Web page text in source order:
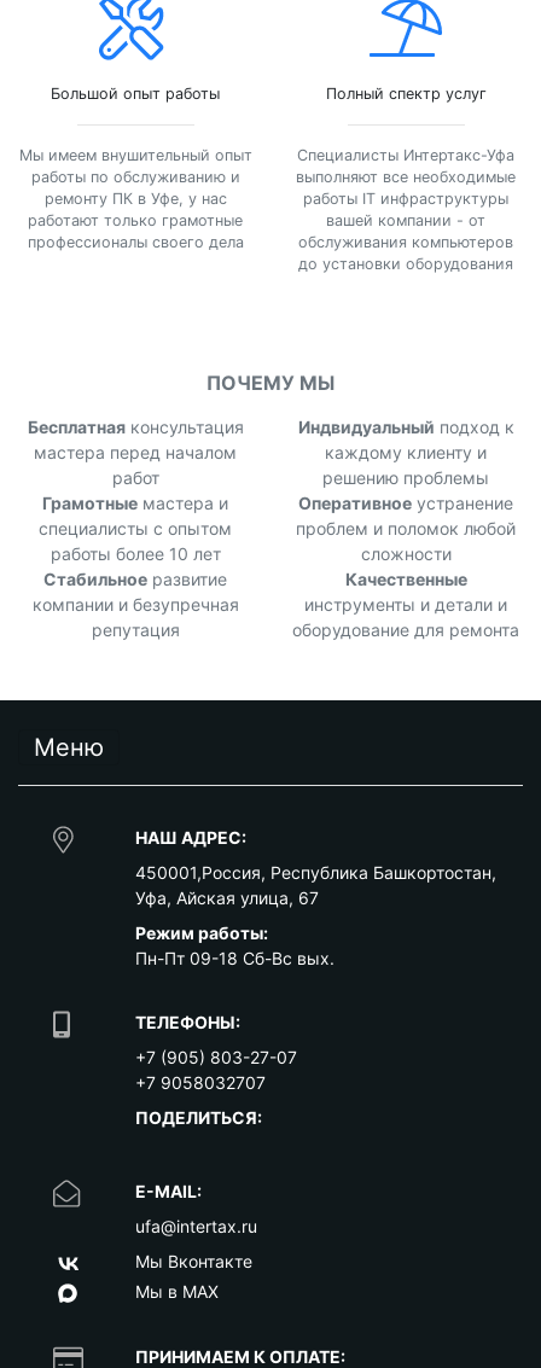
Большой опыт работы
Мы имеем внушительный опыт
работы по обслуживанию и
ремонту ПК в Уфе, у нас
работают только грамотные
профессионалы своего дела
Полный спектр услуг
Специалисты Интертакс-Уфа
выполняют все необходимые
работы IT инфраструктуры
вашей компании - от
обслуживания компьютеров
до установки оборудования
ПОЧЕМУ МЫ
Бесплатнаяконсультация
мастера перед началом
работ
Индвидуальный подход к
каждому клиенту и
решению проблемы
Грамотные мастера и
специалисты с опытом
работы более 10 лет
Оперативное устранение
проблем и поломок любой
сложности
Стабильное развитие
компании и безупречная
репутация
Качественные
инструменты и детали и
оборудование для ремонта
Меню
НАШ АДРЕС:
450001,Россия, Республика Башкортостан,
Уфа, Айская улица, 67
Режим работы:
Пн-Пт 09-18 Сб-Вс вых.
ТЕЛЕФОНЫ:
+7 (905) 803-27-07
+7 9058032707
ПОДЕЛИТЬСЯ:
E-MAIL:
ufa@intertax.ru
Мы Вконтакте
Мы в MAX
ПРИНИМАЕМ К ОПЛАТЕ: